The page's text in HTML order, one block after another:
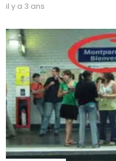
il y a 3 ans